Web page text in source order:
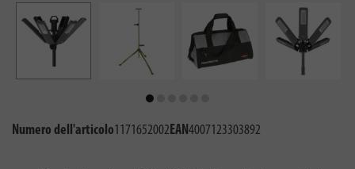
Numero dell'articolo1171652002EAN4007123303892